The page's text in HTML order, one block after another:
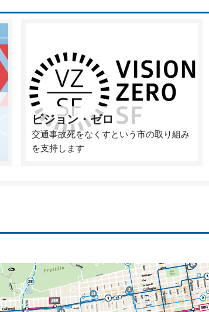
ビジョン・ゼロ
交通事故死をなくすという市の取り組み
を支持します